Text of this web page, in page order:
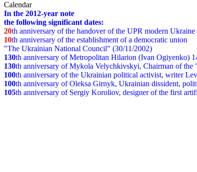
Calendar
In the 2012-year note
the following significant dates:
20th anniversary of the handover of the UPR modern
10th anniversary of the establishment of a democratic union
"The Ukrainian National Council" (30/11/2002)
130th anniversary of Metropolitan Hilarion (Ivan Ogiyenko)
130th anniversary of Mykola Velychkivskyi, Chairman of
100th anniversary of the Ukrainian political activist, writer
100th anniversary of Oleksa Girnyk, Ukrainian dissident,
105th anniversary of Sergiy Koroliov, designer of the first